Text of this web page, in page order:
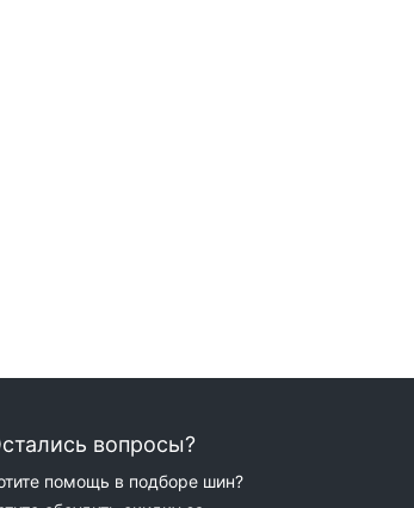
вопросы?
помощь в подборе шин?